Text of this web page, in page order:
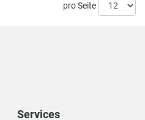
pro Seite
Services